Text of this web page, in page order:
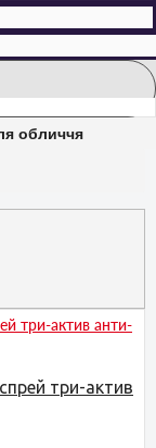
обличчя
три-актив